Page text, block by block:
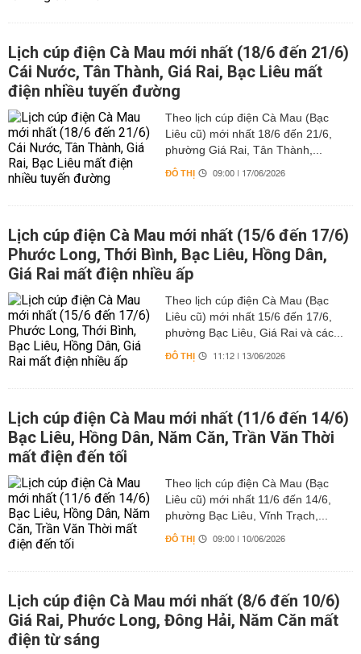
Lịch cúp điện Cà Mau mới nhất (18/6 đến 21/6)
Cái Nước, Tân Thành, Giá Rai, Bạc Liêu mất
điện nhiều tuyến đường
Theo lịch cúp điện Cà Mau (Bạc
Liêu cũ) mới nhất 18/6 đến 21/6,
phường Giá Rai, Tân Thành,...
ĐÔ THỊ 09:00 | 17/06/2026
Lịch cúp điện Cà Mau mới nhất (15/6 đến 17/6)
Phước Long, Thới Bình, Bạc Liêu, Hồng Dân,
Giá Rai mất điện nhiều ấp
Theo lịch cúp điện Cà Mau (Bạc
Liêu cũ) mới nhất 15/6 đến 17/6,
phường Bạc Liêu, Giá Rai và các...
ĐÔ THỊ 11:12 | 13/06/2026
Lịch cúp điện Cà Mau mới nhất (11/6 đến 14/6)
Bạc Liêu, Hồng Dân, Năm Căn, Trần Văn Thời
mất điện đến tối
Theo lịch cúp điện Cà Mau (Bạc
Liêu cũ) mới nhất 11/6 đến 14/6,
phường Bạc Liêu, Vĩnh Trạch,...
ĐÔ THỊ 09:00 | 10/06/2026
Lịch cúp điện Cà Mau mới nhất (8/6 đến 10/6)
Giá Rai, Phước Long, Đông Hải, Năm Căn mất
điện từ sáng